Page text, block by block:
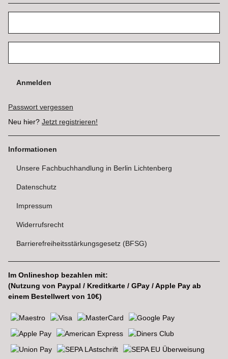
Anmelden
Passwort vergessen
Neu hier? Jetzt registrieren!
Informationen
Unsere Fachbuchhandlung in Berlin Lichtenberg
Datenschutz
Impressum
Widerrufsrecht
Barrierefreiheitsstärkungsgesetz (BFSG)
Im Onlineshop bezahlen mit:
(Nutzung von Paypal / Kreditkarte / GPay / Apple Pay ab
einem Bestellwert von 10€)